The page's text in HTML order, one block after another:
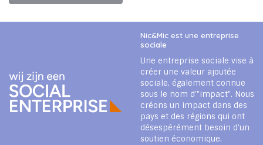
Nic&Mic est une entreprise
sociale
Une entreprise sociale vise à
créer une valeur ajoutée
sociale, également connue
sous le nom d'"impact". Nous
créons un impact dans des
pays et des régions qui ont
désespérément besoin d'un
soutien économique.